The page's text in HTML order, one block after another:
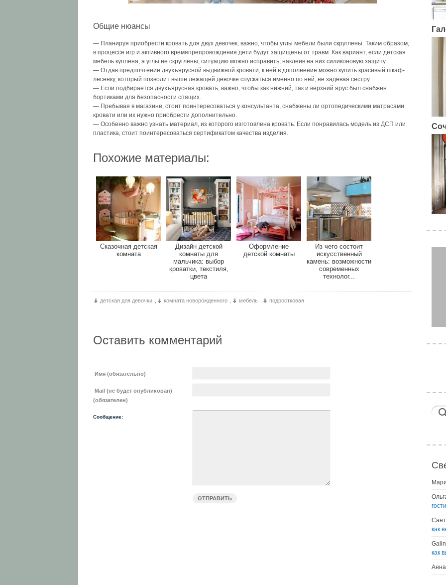
Общие нюансы
— Планируя приобрести кровать для двух девочек, важно, чтобы углы мебели были скруглены. Таким образом,
в процессе игр и активного времяпрепровождения дети будут защищены от травм. Как вариант, если детская
мебель куплена, а углы не скруглены, ситуацию можно исправить, наклеив на них силиконовую защиту.
— Отдав предпочтение двухъярусной выдвижной кровати, к ней в дополнение можно купить красивый шкаф-
лесенку, который позволит выше лежащей девочке спускаться именно по ней, не задевая сестру.
— Если подбирается двухъярусная кровать, важно, чтобы как нижний, так и верхний ярус был снабжен
бортиками для безопасности спящих.
— Пребывая в магазине, стоит поинтересоваться у консультанта, снабжены ли ортопедическими матрасами
кровати или их нужно приобрести дополнительно.
— Особенно важно узнать материал, из которого изготовлена кровать. Если понравилась модель из ДСП или
пластика, стоит поинтересоваться сертификатом качества изделия.
Похожие материалы:
Сказочная детская
комната
Дизайн детской
комнаты для
мальчика: выбор
кроватки, текстиля,
цвета
Оформление
детской комнаты
Из чего состоит
искусственный
камень: возможности
современных
технолог...
детская для девочки комната новорожденного мебель подростковая
Оставить комментарий
Имя (обязательно)
Mail (не будет опубликован)
(обязателен)
Сообщение:
как
как
Анна